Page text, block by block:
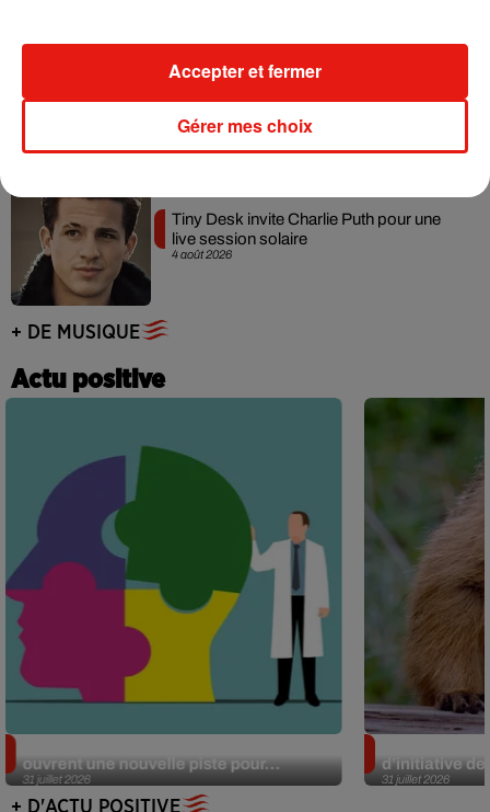
Benny Blanco invite Selena Gomez et
4 août 2026
Tiny Desk invite Charlie Puth pour une
live session solaire
+ DE MUSIQUE
Actu positive
31 juillet 2026
ouvrent une nouvelle piste pour...
31 juillet 2026
d’initiative
+ D'ACTU POSITIVE
Gérer mes choix
Accepter et fermer